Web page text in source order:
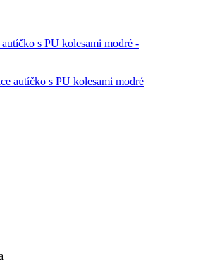
s PU kolesami modré -